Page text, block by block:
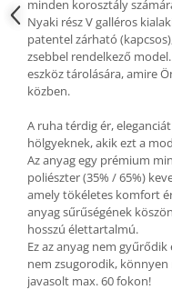
minden korosztály
Nyaki rész V galléros
patentel zárható
zsebbel rendelkező
eszköz tárolására, amire
közben.
A ruha térdig ér,
hölgyeknek, akik ezt a
Az anyag egy prémium
poliészter (35% / 65%)
amely tökéletes komfort
anyag sűrűségének
hosszú élettartalmú.
Ez az anyag nem
nem zsugorodik,
javasolt max. 60 fokon!